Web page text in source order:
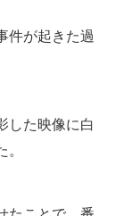
件が起きた過
した映像に白